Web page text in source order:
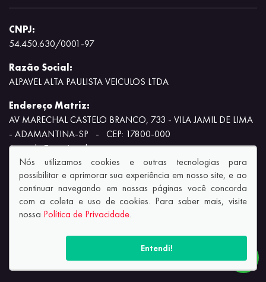
CNPJ:
54.450.630/0001-97
Razão Social:
ALPAVEL ALTA PAULISTA VEICULOS LTDA
Endereço Matriz:
AV MARECHAL CASTELO BRANCO, 733 - VILA JAMIL DE LIMA
- ADAMANTINA-SP
-
CEP: 17800-000
Aviso de Texto Legal
AutoForce - Todos os direitos reservados.Política de privacidade.
Nós utilizamos cookies e outras tecnologias para
possibilitar e aprimorar sua experiência em nosso site, e ao
continuar navegando em nossas páginas você concorda
com a coleta e uso de cookies. Para saber mais, visite
nossa Política de Privacidade.
Entendi!